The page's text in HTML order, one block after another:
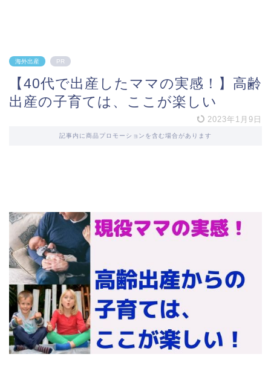
海外出産 PR
【40代で出産したママの実感！】高齢
出産の子育ては、ここが楽しい
2023年1月9日
記事内に商品プロモーションを含む場合があります